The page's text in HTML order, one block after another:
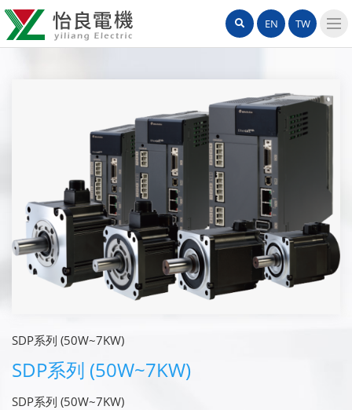
怡
良
公
司
網
選
EN TW
Search
SDP系列 (50W~7KW)
SDP系列 (50W~7KW)
SDP系列 (50W~7KW)